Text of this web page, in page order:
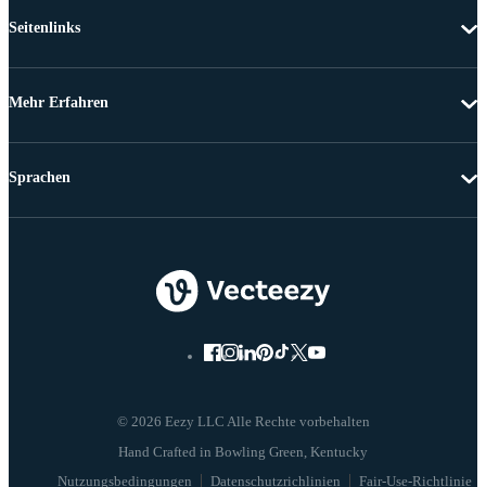
Seitenlinks
Mehr Erfahren
© 2026 Eezy LLC Alle Rechte vorbehalten
Nutzungsbedingungen Datenschutzrichlinien Fair-Use-Richtlinie
Sprachen